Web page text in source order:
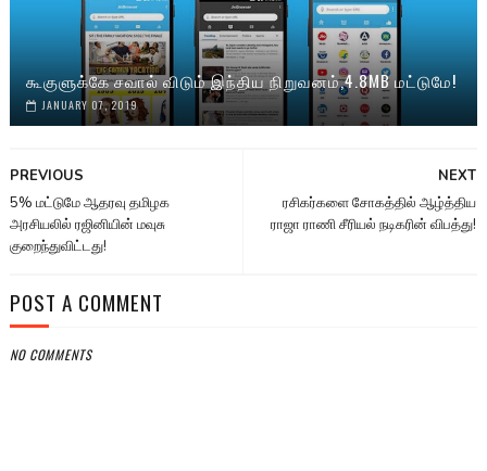
கூகுளுக்கே சவால் விடும் இந்திய நிறுவனம்,4.8MB மட்டுமே!
JANUARY 07, 2019
NEXT
ரசிகர்களை சோகத்தில் ஆழ்த்திய
ராஜா ராணி சீரியல் நடிகரின் விபத்து!
PREVIOUS
5% மட்டுமே ஆதரவு தமிழக
அரசியலில் ரஜினியின் மவுசு
குறைந்துவிட்டது!
POST A COMMENT
NO COMMENTS